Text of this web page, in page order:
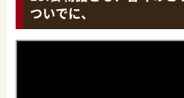
ついでに、